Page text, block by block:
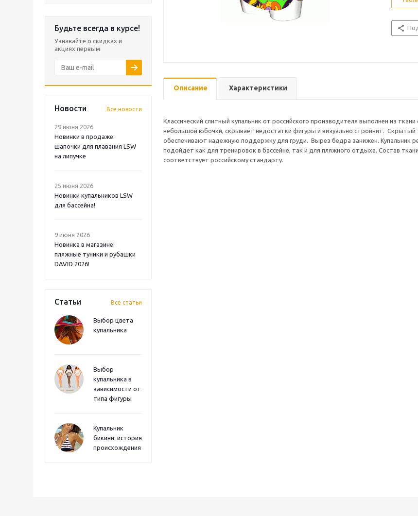
Будьте всегда в курсе!
Узнавайте о скидках и
акциях первым
Новости Все новости
29 июня 2026
Новинки в продаже:
шапочки для плавания LSW
на липучке
25 июня 2026
Новинки купальников LSW
для бассейна!
9 июня 2026
Новинка в магазине:
пляжные туники и рубашки
DAVID 2026!
Статьи Все статьи
Выбор цвета
купальника
Выбор
купальника в
зависимости от
типа фигуры
Купальник
бикини: история
происхождения
Описание Характеристики
Классический слитный купальник от российского производителя выполнен из
небольшой юбочки, скрывает недостатки фигуры и визуально стройнит.
обеспечивают надежную поддержку для груди. Вырез бедра занижен.
подойдет как для тренировок в бассейне, так и для пляжного отдыха. Состав
соответствует российскому стандарту.